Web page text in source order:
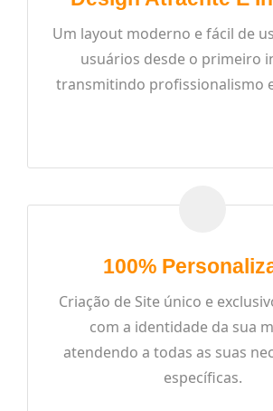
Um layout moderno e fácil de
usuários desde o primeiro
transmitindo profissionalismo
100%
Criação de Site único e
com a identidade da sua
atendendo a todas as suas
específicas.